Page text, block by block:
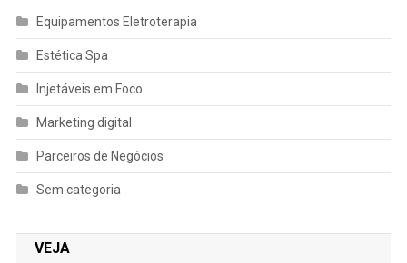
Equipamentos Eletroterapia
Estética Spa
Injetáveis em Foco
Marketing digital
Parceiros de Negócios
Sem categoria
VEJA